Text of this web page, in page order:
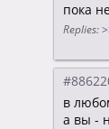
пока
Replies:
в
а вы -